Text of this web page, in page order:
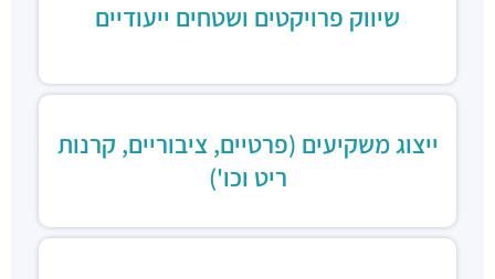
שיווק פרויקטים ושטחים ייעודיים
ייצוג משקיעים (פרטיים, ציבוריים, קרנות
ריט וכו')